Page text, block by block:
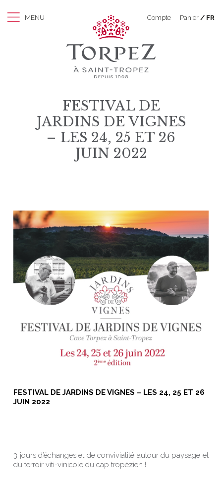
MENU Compte Panier FR
FESTIVAL DE
JARDINS DE VIGNES
– LES 24, 25 ET 26
JUIN 2022
FESTIVAL DE JARDINS DE VIGNES – LES 24, 25 ET 26
JUIN 2022
3 jours d’échanges et de convivialité autour du paysage et
du terroir viti-vinicole du cap tropézien !